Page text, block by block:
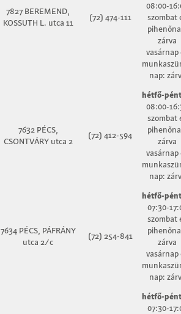
7827 BEREMEND,
KOSSUTH L. utca 11
(72) 474-111
08:00-
szombat
zárva
vasárnap
nap:
7632 PÉCS,
CSONTVÁRY utca 2
(72) 412-594
hétfő-
08:00-
szombat
zárva
vasárnap
nap:
7634 PÉCS, PÁFRÁNY
utca 2/c
(72) 254-841
hétfő-
07:30-
szombat
zárva
vasárnap
nap:
hétfő-
07:30-